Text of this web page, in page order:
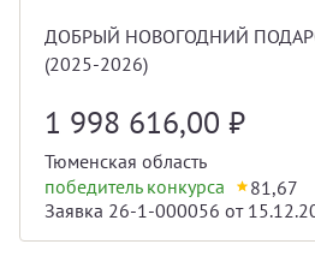
ДОБРЫЙ НОВОГОДНИЙ
(2025-2026)
1 998 616,00 ₽
Тюменская область
победитель конкурса
81,67
Заявка 26-1-000056 от